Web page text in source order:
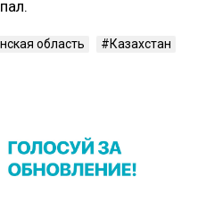
область
Казахстан